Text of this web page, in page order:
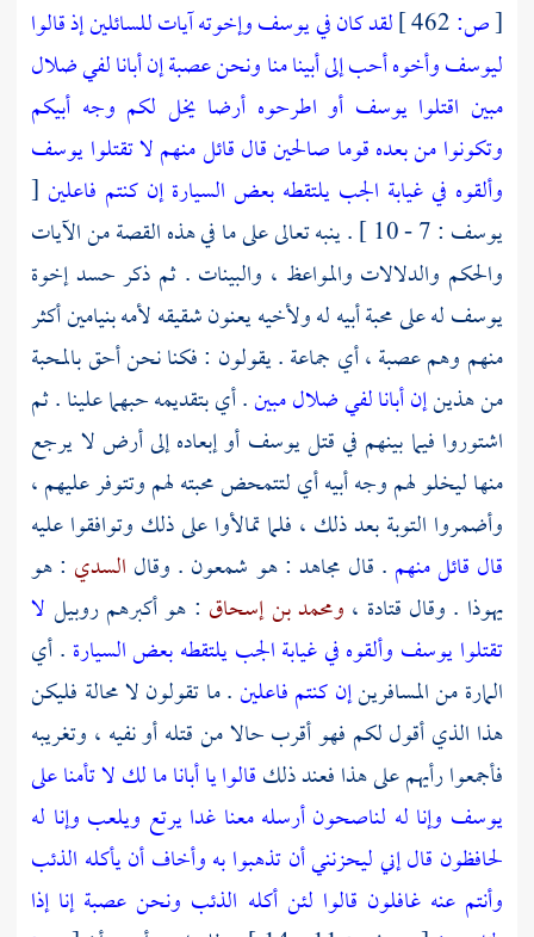
[ص:
لقد كان في يوسف وإخوته آيات للسائلين إذ قالوا
ليوسف وأخوه أحب إلى أبينا منا ونحن عصبة إن أبانا لفي ضلال
مبين اقتلوا يوسف أو اطرحوه أرضا يخل لكم وجه أبيكم
وتكونوا من بعده قوما صالحين قال قائل منهم لا تقتلوا يوسف
وألقوه في غيابة الجب يلتقطه بعض السيارة إن كنتم فاعلين [
يوسف : 7 - 10 ] . ينبه تعالى على ما في هذه القصة من الآيات
والحكم والدلالات والمواعظ ، والبينات . ثم ذكر حسد إخوة
يوسفله على محبة أبيه له ولأخيه يعنون شقيقه لأمهبنيامينأكثر
منهم وهم عصبة ، أي جماعة . يقولون : فكنا نحن أحق بالمحبة
من هذينإن أبانا لفي ضلال مبين. أي بتقديمه حبهما علينا . ثم
اشتوروا فيما بينهم في قتليوسف أو إبعاده إلى أرض لا يرجع
منها ليخلو لهم وجه أبيه أي لتتمحض محبته لهم وتتوفر عليهم ،
وأضمروا التوبة بعد ذلك ، فلما تمالأوا على ذلك وتوافقوا عليه
قال قائل منهم . قال مجاهد : هو شمعون . وقال السدي : هو
يهوذا . وقال قتادة ، ومحمد بن إسحاق : هو أكبرهمروبيل لا
تقتلوا يوسف وألقوه في غيابة الجب يلتقطه بعض السيارة . أي
المارة من المسافرينإن كنتم فاعلين. ما تقولون لا محالة فليكن
هذا الذي أقول لكم فهو أقرب حالا من قتله أو نفيه ، وتغريبه
فأجمعوا رأيهم على هذا فعند ذلكقالوا يا أبانا ما لك لا تأمنا على
يوسف وإنا له لناصحون أرسله معنا غدا يرتع ويلعب وإنا له
لحافظون قال إني ليحزنني أن تذهبوا به وأخاف أن يأكله الذئب
وأنتم عنه غافلون قالوا لئن أكله الذئب ونحن عصبة إنا إذا